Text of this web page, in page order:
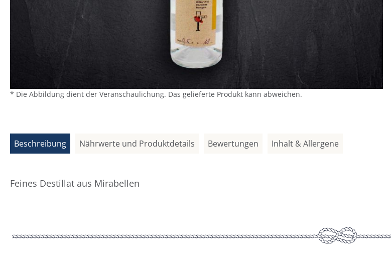
* Die Abbildung dient der Veranschaulichung. Das gelieferte Produkt kann abweichen.
Beschreibung Nährwerte und Produktdetails Bewertungen Inhalt & Allergene
Feines Destillat aus Mirabellen